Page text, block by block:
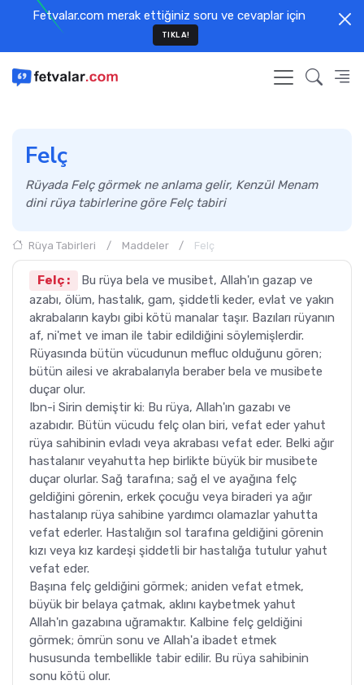
Fetvalar.com merak ettiğiniz soru ve cevaplar için
TIKLA!
Felç
Rüyada Felç görmek ne anlama gelir, Kenzül Menam
dini rüya tabirlerine göre Felç tabiri
Rüya Tabirleri Maddeler Felç
Felç :
Bu rüya bela ve musibet, Allah'ın gazap ve
azabı, ölüm, hastalık, gam, şiddetli keder, evlat ve yakın
akrabaların kaybı gibi kötü manalar taşır. Bazıları rüyanın
af, ni'met ve iman ile tabir edildiğini söylemişlerdir.
Rüyasında bütün vücudunun mefluc olduğunu gören;
bütün ailesi ve akrabalarıyla beraber bela ve musibete
duçar olur.
Ibn-i Sirin demiştir ki: Bu rüya, Allah'ın gazabı ve
azabıdır. Bütün vücudu felç olan biri, vefat eder yahut
rüya sahibinin evladı veya akrabası vefat eder. Belki ağır
hastalanır veyahutta hep birlikte büyük bir musibete
duçar olurlar. Sağ tarafına; sağ el ve ayağına felç
geldiğini görenin, erkek çocuğu veya biraderi ya ağır
hastalanıp rüya sahibine yardımcı olamazlar yahutta
vefat ederler. Hastalığın sol tarafına geldiğini görenin
kızı veya kız kardeşi şiddetli bir hastalığa tutulur yahut
vefat eder.
Başına felç geldiğini görmek; aniden vefat etmek,
büyük bir belaya çatmak, aklını kaybetmek yahut
Allah'ın gazabına uğramaktır. Kalbine felç geldiğini
görmek; ömrün sonu ve Allah'a ibadet etmek
hususunda tembellikle tabir edilir. Bu rüya sahibinin
sonu kötü olur.